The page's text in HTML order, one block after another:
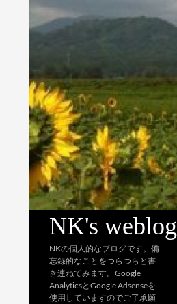
NK's weblog
NKの個人的なブログです。備
忘録的なことをつらつらと書
き連ねてみます。Google
AnalyticsとGoogle Adsenseを
使用していますのでご了承願